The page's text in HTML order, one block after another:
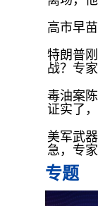
高市早
特朗普
战？专
毒油案
证实了
美军武
急，专
专题